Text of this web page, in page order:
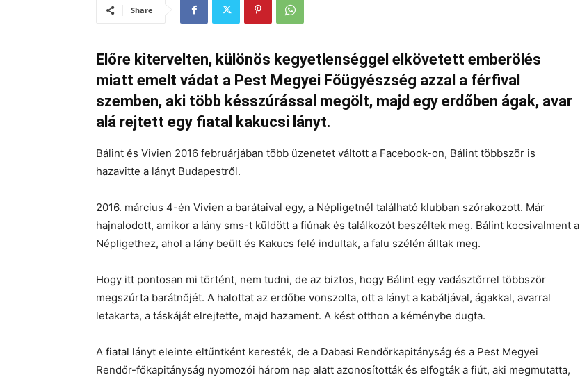
Share
Előre kitervelten, különös kegyetlenséggel elkövetett emberölés
miatt emelt vádat a Pest Megyei Főügyészség azzal a férfival
szemben, aki több késszúrással megölt, majd egy erdőben ágak, avar
alá rejtett egy fiatal kakucsi lányt.
Bálint és Vivien 2016 februárjában több üzenetet váltott a Facebook-on, Bálint többször is
hazavitte a lányt Budapestről.
2016. március 4-én Vivien a barátaival egy, a Népligetnél található klubban szórakozott. Már
hajnalodott, amikor a lány sms-t küldött a fiúnak és találkozót beszéltek meg. Bálint kocsivalment a
Népligethez, ahol a lány beült és Kakucs felé indultak, a falu szélén álltak meg.
Hogy itt pontosan mi történt, nem tudni, de az biztos, hogy Bálint egy vadásztőrrel többször
megszúrta barátnőjét. A halottat az erdőbe vonszolta, ott a lányt a kabátjával, ágakkal, avarral
letakarta, a táskáját elrejtette, majd hazament. A kést otthon a kéménybe dugta.
A fiatal lányt eleinte eltűntként keresték, de a Dabasi Rendőrkapitányság és a Pest Megyei
Rendőr-főkapitányság nyomozói három nap alatt azonosították és elfogták a fiút, aki megmutatta,